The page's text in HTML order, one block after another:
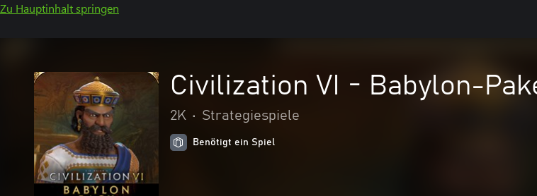
Zu Hauptinhalt springen
Civilization VI - Babylon-
2K • Strategiespiele
Benötigt ein Spiel